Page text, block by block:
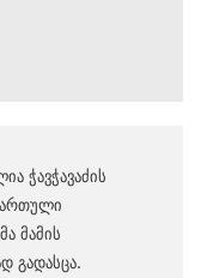
ჭავჭავაძის
მამის
გადასცა.